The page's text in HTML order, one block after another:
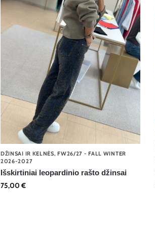
DŽINSAI IR KELNĖS,FW26/27 - FALL WINTER
2026-2027
Išskirtiniai leopardinio rašto džinsai
75,00 €